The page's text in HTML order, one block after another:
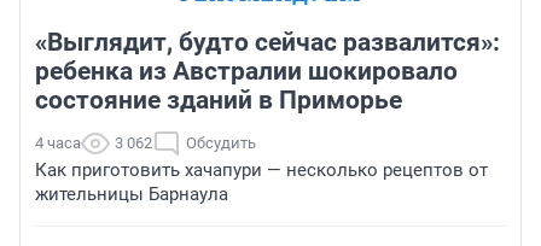
«Выглядит, будто сейчас развалится»:
ребенка из Австралии шокировало
состояние зданий в Приморье
4 часа 3 062 Обсудить
Как приготовить хачапури — несколько рецептов от
жительницы Барнаула